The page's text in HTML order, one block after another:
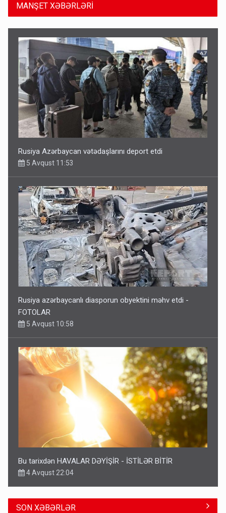
MANŞET XƏBƏRLƏRİ
Rusiya Azərbaycan vətədaşlarını deport etdi
5 Avqust 11:53
Rusiya azərbaycanlı diasporun obyektini məhv etdi -
FOTOLAR
5 Avqust 10:58
Bu tarixdən HAVALAR DƏYİŞİR - İSTİLƏR BİTİR
4 Avqust 22:04
SON XƏBƏRLƏR